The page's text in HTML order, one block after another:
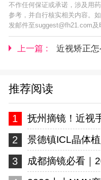
不作任何保证或承诺，涉及用
参考，并自行核实相关内容。
发邮件至suggest@fh21.com及
上一篇 : 近视矫正怎么选？上海
推荐阅读
1
2
3